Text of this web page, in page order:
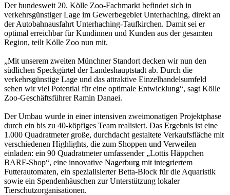
Der bundesweit 20. Kölle Zoo-Fachmarkt befindet sich in
verkehrsgünstiger Lage im Gewerbegebiet Unterhaching, direkt an
der Autobahnausfahrt Unterhaching-Taufkirchen. Damit sei er
optimal erreichbar für Kundinnen und Kunden aus der gesamten
Region, teilt Kölle Zoo nun mit.
„Mit unserem zweiten Münchner Standort decken wir nun den
südlichen Speckgürtel der Landeshauptstadt ab. Durch die
verkehrsgünstige Lage und das attraktive Einzelhandelsumfeld
sehen wir viel Potential für eine optimale Entwicklung“, sagt Kölle
Zoo-Geschäftsführer Ramin Danaei.
Der Umbau wurde in einer intensiven zweimonatigen Projektphase
durch ein bis zu 40-köpfiges Team realisiert. Das Ergebnis ist eine
1.000 Quadratmeter große, durchdacht gestaltete Verkaufsfläche mit
verschiedenen Highlights, die zum Shoppen und Verweilen
einladen: ein 90 Quadratmeter umfassender „Lottis Häppchen
BARF-Shop“, eine innovative Nagerburg mit integriertem
Futterautomaten, ein spezialisierter Betta-Block für die Aquaristik
sowie ein Spendenhäuschen zur Unterstützung lokaler
Tierschutzorganisationen.